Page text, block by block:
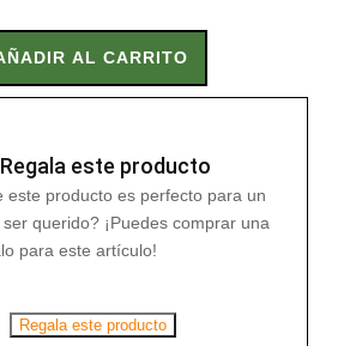
AL CARRITO
Regala este producto
este producto es perfecto para un
querido? ¡Puedes comprar una
para este artículo!
Regala este producto